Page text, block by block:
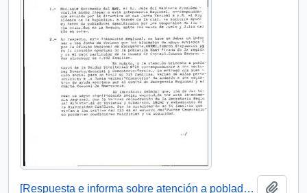
[Respuesta e informa sobre atención a pobladores]